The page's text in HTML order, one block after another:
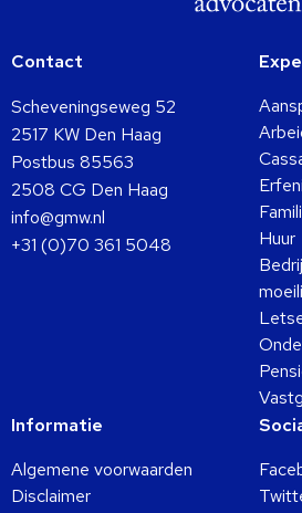
Contact
Scheveningseweg 52
2517 KW Den Haag
Postbus 85563
2508 CG Den Haag
info@gmw.nl
+31 (0)70 361 5048
Huur
Informatie
Algemene voorwaarden
Disclaimer